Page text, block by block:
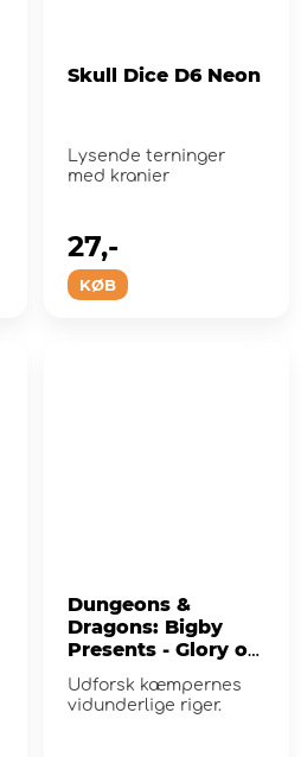
Skull Dice D6 Neon
Lysende terninger
med kranier
KØB
27,-
Dungeons &
Dragons: Bigby
Presents - Glory of
the Giants
Udforsk kæmpernes
vidunderlige riger.